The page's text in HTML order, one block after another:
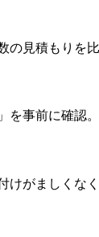
見積もりを
事前に確認
がましくな